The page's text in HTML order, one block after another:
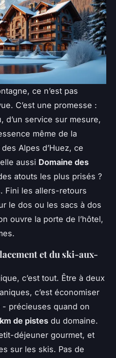
ce n’est pas
C’est une promesse :
d’un service sur mesure,
même de la
Alpes d’Huez, ce
aussi Domaine des
atouts les plus prisés ?
Fini les allers-retours
le dos ou les sacs à dos
ouvre la porte de l’hôtel,
et du ski-aux-
c’est tout. Être à deux
c’est économiser
- précieuses quand on
de pistes du domaine.
déjeuner gourmet, et
sur les skis. Pas de